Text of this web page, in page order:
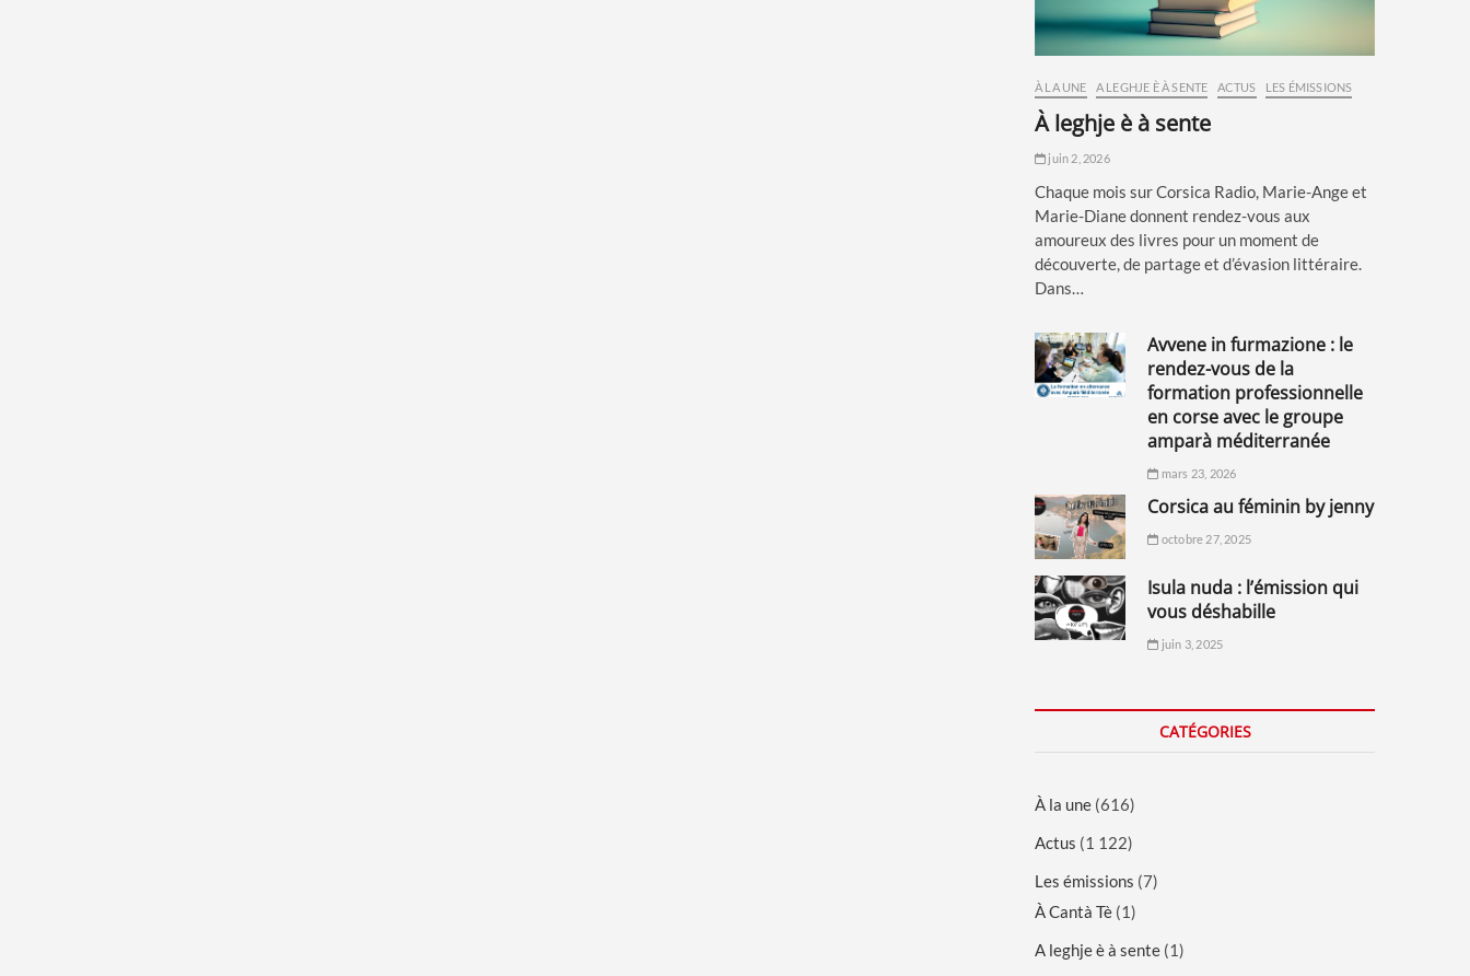
À LA UNE A LEGHJE È À SENTE ACTUS LES ÉMISSIONS
à leghje è à sente
juin 2, 2026
Chaque mois sur Corsica Radio, Marie-Ange et
Marie-Diane donnent rendez-vous aux
amoureux des livres pour un moment de
découverte, de partage et d’évasion littéraire.
Dans…
avvene in furmazione : le
rendez-vous de la
formation professionnelle
en corse avec le groupe
amparà méditerranée
mars 23, 2026
corsica au féminin by jenny
octobre 27, 2025
isula nuda : l’émission qui
vous déshabille
juin 3, 2025
CATÉGORIES
À la une (616)
Actus (1 122)
Les émissions (7)
À Cantà Tè (1)
A leghje è à sente (1)